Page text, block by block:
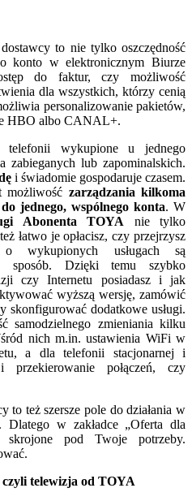
to nie tylko oszczędność
konto w elektronicznym Biurze
do faktur, czy możliwość
dla wszystkich, którzy cenią
personalizowanie pakietów,
HBO albo CANAL+.
wykupione u jednego
lub zapominalskich.
i świadomie gospodaruje czasem.
możliwość zarządzania kilkoma
jednego, wspólnego konta. W
Abonenta TOYA nie tylko
łatwo je opłacisz, czy przejrzysz
wykupionych usługach są
sposób. Dzięki temu szybko
czy Internetu posiadasz i jak
wyższą wersję, zamówić
dodatkowe usługi.
samodzielnego zmieniania kilku
nich m.in. ustawienia WiFi w
a dla telefonii stacjonarnej i
połączeń, czy
to też szersze pole do działania w
. Dlatego w zakładce „Oferta dla
skrojone pod Twoje potrzeby.
czyli telewizja od TOYA